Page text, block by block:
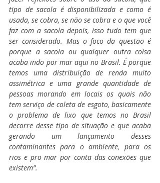
tipo de sacola é disponibilizada e como é
usada, se cobra, se não se cobra e o que você
faz com a sacola depois, isso tudo tem que
ser considerado. Mas o foco da questão é
porque a sacola ou qualquer outra coisa
acaba indo por mar aqui no Brasil. É porque
temos uma distribuição de renda muito
assimétrica e uma grande quantidade de
pessoas morando em locais os quais não
tem serviço de coleta de esgoto, basicamente
o problema de lixo que temos no Brasil
decorre desse tipo de situação e que acaba
gerando um lançamento desses
contaminantes para o ambiente, para os
rios e pro mar por conta das conexões que
existem”.